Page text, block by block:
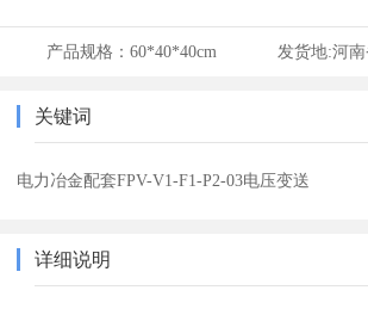
产品规格：60*40*40cm 发货地:河
关键词
电力冶金配套FPV-V1-F1-P2-03电压变送
详细说明